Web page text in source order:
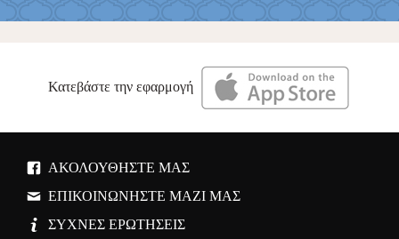
Κατεβάστε την εφαρμογή
ΑΚΟΛΟΥΘΉΣΤΕ ΜΑΣ
ΕΠΙΚΟΙΝΩΝΉΣΤΕ ΜΑΖΊ ΜΑΣ
ΣΥΧΝΈΣ ΕΡΩΤΉΣΕΙΣ